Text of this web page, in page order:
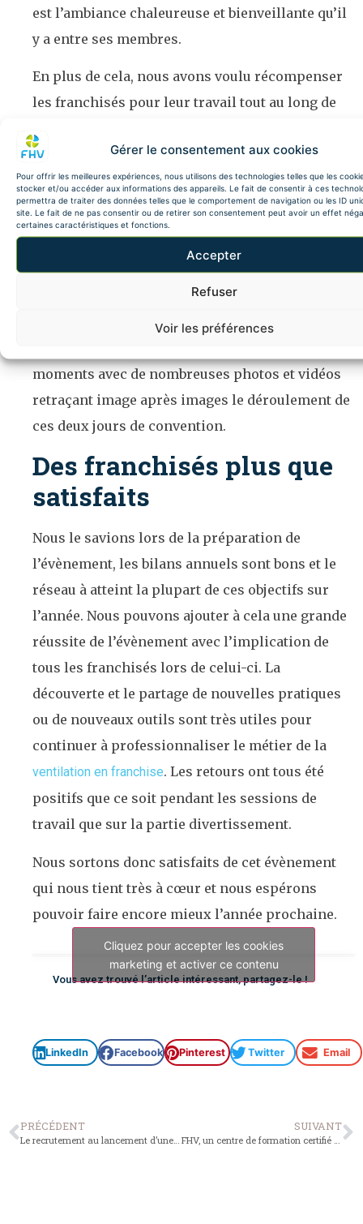
Gérer le consentement aux cookies
Pour offrir les meilleures expériences, nous utilisons des technologies telles que les
stocker et/ou accéder aux informations des appareils. Le fait de consentir à ces
permettra de traiter des données telles que le comportement de navigation ou les ID
site. Le fait de ne pas consentir ou de retirer son consentement peut avoir un effet
certaines caractéristiques et fonctions.
Accepter
Refuser
Voir les préférences
est l’ambiance chaleureuse et bienveillante qu’il
y a entre ses membres.
En plus de cela, nous avons voulu récompenser
les franchisés pour leur travail tout au long de
maintenant trois ans, mais pour laquelle il y
avait encore des novices dans le domaine. Nous
avons réservé tout le complexe Phobia. Une salle
comprenant 5 escapes games où nos franchisés
collaborent dans un cadre de détente et de
Le fait que tout le monde soit réuni au même
moments avec de nombreuses photos et vidéos
retraçant image après images le déroulement de
ces deux jours de convention.
Des franchisés plus que
satisfaits
Nous le savions lors de la préparation de
l’évènement, les bilans annuels sont bons et le
réseau à atteint la plupart de ces objectifs sur
l’année. Nous pouvons ajouter à cela une grande
réussite de l’évènement avec l’implication de
tous les franchisés lors de celui-ci. La
découverte et le partage de nouvelles pratiques
ou de nouveaux outils sont très utiles pour
continuer à professionnaliser le métier de la
ventilation en franchise. Les retours ont tous été
positifs que ce soit pendant les sessions de
travail que sur la partie divertissement.
Nous sortons donc satisfaits de cet évènement
qui nous tient très à cœur et nous espérons
pouvoir faire encore mieux l’année prochaine.
Cliquez pour accepter les cookies
marketing et activer ce contenu
Vous avez trouvé l’article intéressant, partagez-le !
LinkedIn Facebook Pinterest Twitter Email
PRÉCÉDENT
Le recrutement au lancement d’une agence FHV, Noémie nous explique.
SUIVANT
FHV, un centre de formation certifié Qualiopi en 2022